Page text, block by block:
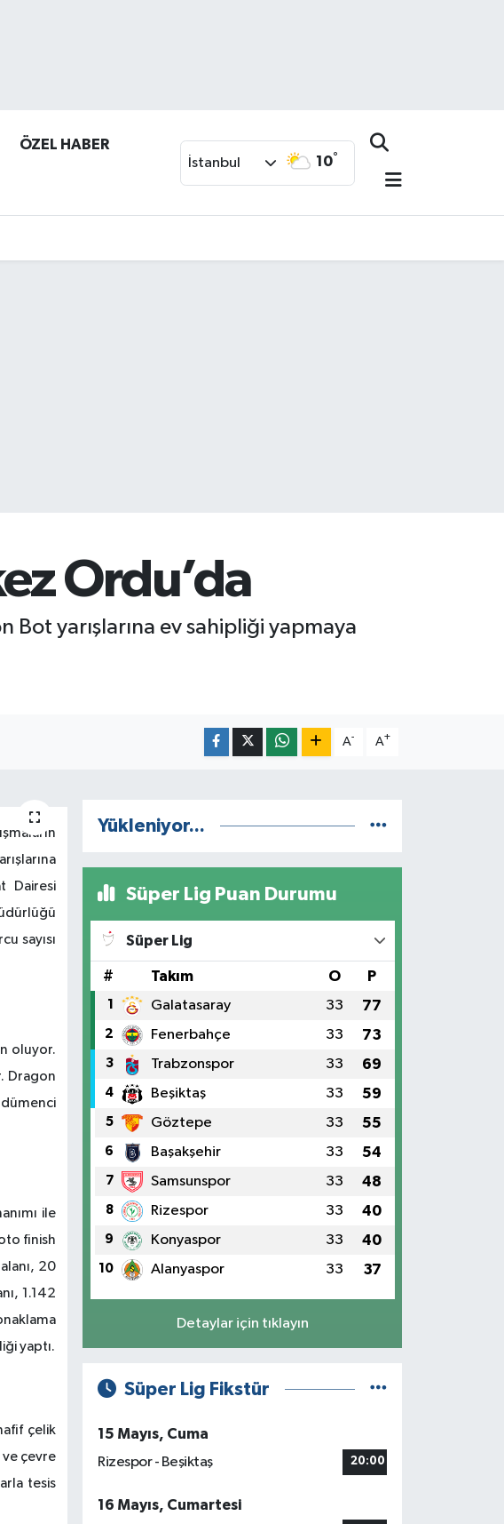
ÖZEL HABER
İstanbul 10°
Ordu’da
yarışlarına ev sahipliği yapmaya
A- A+
Dairesi
sayısı
oluyor.
Dragon
dümenci
ile
finish
20
1.142
yaptı.
çelik
çevre
tesis
Yükleniyor...
Süper Lig Puan Durumu
Süper Lig
# Takım O P
1 Galatasaray 33 77
2 Fenerbahçe 33 73
3 Trabzonspor 33 69
4 Beşiktaş 33 59
5 Göztepe 33 55
6 Başakşehir 33 54
7 Samsunspor 33 48
8 Rizespor 33 40
9 Konyaspor 33 40
10 Alanyaspor 33 37
Detaylar için tıklayın
Süper Lig Fikstür
15 Mayıs, Cuma
Rizespor - Beşiktaş
20:00
16 Mayıs, Cumartesi